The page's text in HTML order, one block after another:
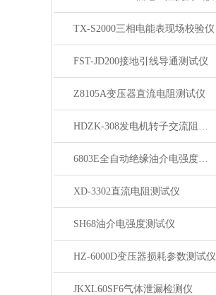
TX-S2000三相电能表现场校验仪
FST-JD200接地引线导通测试仪
Z8105A变压器直流电阻测试仪
HDZK-308发电机转子交流阻抗测试仪
6803E全自动绝缘油介电强度测试仪
XD-3302直流电阻测试仪
SH68油介电强度测试仪
HZ-6000D变压器损耗参数测试仪
JKXL60SF6气体泄漏检测仪